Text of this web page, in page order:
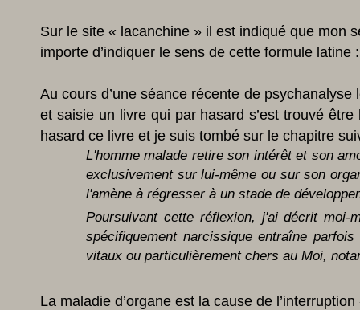
Sur le site « lacanchine » il est indiqué que mon
importe d’indiquer le sens de cette formule
Au cours d’une séance récente de psychanalyse
et saisie un livre qui par hasard s’est trouvé
hasard ce livre et je suis tombé sur le chapitre
L'homme malade retire son intérêt et son
exclusivement sur lui-même ou sur son
l'amène à régresser à un stade de
Poursuivant cette réflexion, j'ai décrit moi-
spécifiquement narcissique entraîne
vitaux ou particulièrement chers au Moi,
La maladie d’organe est la cause de